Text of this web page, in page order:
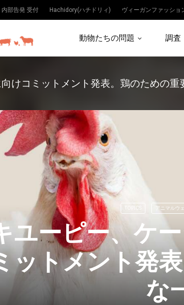
動物たちの問題 調査
内部告発 受付 Hachidory(ハチドリィ) ヴィーガンファッショ
けコミットメント発表。鶏のための重
TOPICS アニマルウ
ユーピー、ケ
ットメント発
な